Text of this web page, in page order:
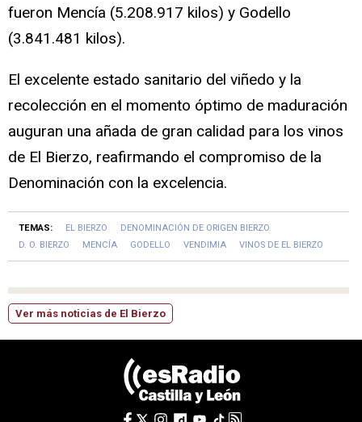
fueron ​Mencía (5.208.917 kilos) y ​Godello
(3.841.481 kilos).
​El excelente estado sanitario del viñedo y la
recolección en el momento óptimo de maduración
auguran una añada de gran calidad para los vinos
de El Bierzo, reafirmando el compromiso de la
Denominación con la excelencia.
TEMAS: EL BIERZO
DENOMINACIÓN DE ORIGEN BIERZO
D. O. BIERZO
MENCÍA GODELLO VENDIMIA VINOS DE EL BIERZO
Ver más noticias de El Bierzo